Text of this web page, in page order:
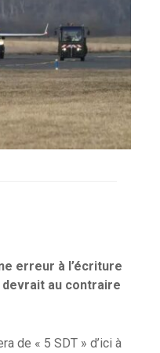
erreur à l’écriture
devrait au contraire
de « 5 SDT » d’ici à